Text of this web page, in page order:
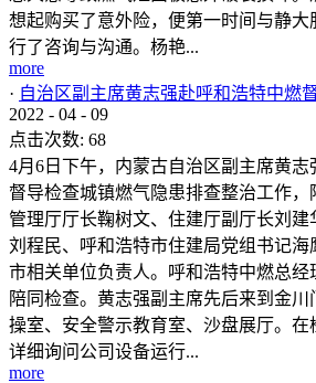
想起购买了意外险，便第一时间与静
行了咨询与沟通。杨艳...
more
· 自治区副主席黄志强赴呼和浩特中燃
2022 - 04 - 09
点击次数: 68
4月6日下午，内蒙古自治区副主席黄
督导检查城镇燃气隐患排查整治工作，
管理厅厅长鞠树文、住建厅副厅长刘
刘程民、呼和浩特市住建局党组书记
市相关单位负责人。呼和浩特中燃总
陪同检查。黄志强副主席先后来到金
操室、安全警示教育室、沙盘展厅。
详细询问公司设备运行...
more